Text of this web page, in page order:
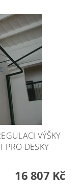
VÝŠKY
PRO DESKY
16 807 Kč